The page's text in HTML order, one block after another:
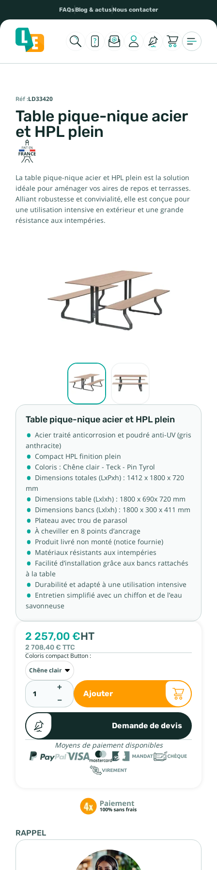
FAQsBlog & actusNous contacter
Réf :LD33420
Table pique-nique acier
et HPL plein
La table pique-nique acier et HPL plein est la solution
idéale pour aménager vos aires de repos et terrasses.
Alliant robustesse et convivialité, elle est conçue pour
une utilisation intensive en extérieur et une grande
résistance aux intempéries.
Table pique-nique acier et HPL plein
Acier traité anticorrosion et poudré anti-UV (gris
anthracite)
Compact HPL finition plein
Coloris : Chêne clair - Teck - Pin Tyrol
Dimensions totales (LxPxh) : 1412 x 1800 x 720
mm
Dimensions table (Lxlxh) : 1800 x 690x 720 mm
Dimensions bancs (Lxlxh) : 1800 x 300 x 411 mm
Plateau avec trou de parasol
À cheviller en 8 points d’ancrage
Produit livré non monté (notice fournie)
Matériaux résistants aux intempéries
Facilité d’installation grâce aux bancs rattachés
à la table
Durabilité et adapté à une utilisation intensive
Entretien simplifié avec un chiffon et de l’eau
savonneuse
2 257,00 €HT
2 708,40 € TTC
Coloris compact Button :
+
−
Ajouter
Demande de devis
Moyens de paiement disponibles
RAPPEL